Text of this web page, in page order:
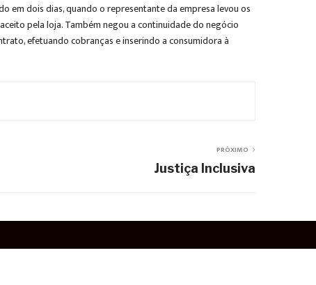
em dois dias, quando o representante da empresa levou os
pela loja. Também negou a continuidade do negócio
efetuando cobranças e inserindo a consumidora à
PRÓXIMO
Justiça Inclusiva